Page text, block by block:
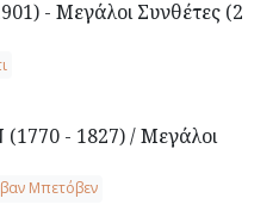
- Μεγάλοι Συνθέτες (2
- 1827) / Μεγάλοι
Μπετόβεν